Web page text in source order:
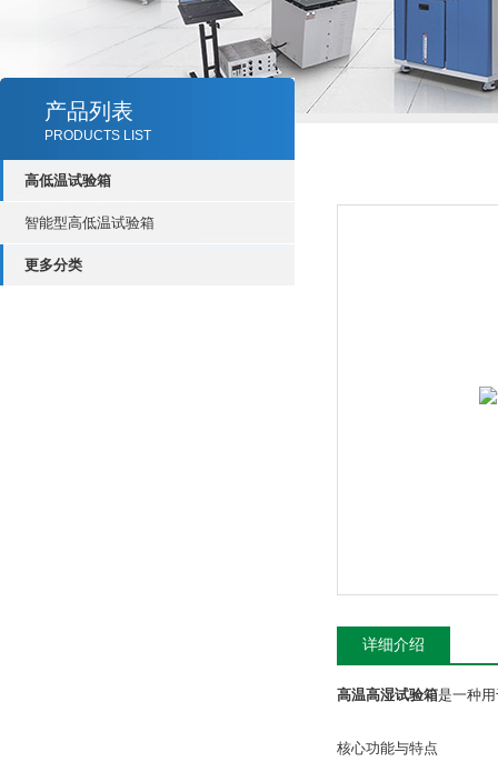
产品列表
PRODUCTS LIST
高低温试验箱
智能型高低温试验箱
更多分类
详细介绍
高温高湿试验箱是一种
核心功能与特点